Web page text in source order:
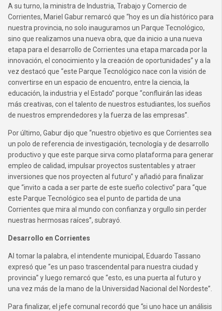
A su turno, la ministra de Industria, Trabajo y Comercio de
Corrientes, Mariel Gabur remarcó que “hoy es un día histórico para
nuestra provincia, no solo inauguramos un Parque Tecnológico,
sino que realizamos una nueva obra, que da inicio a una nueva
etapa para el desarrollo de Corrientes una etapa marcada por la
innovación, el conocimiento y la creación de oportunidades” y a la
vez destacó que “este Parque Tecnológico nace con la visión de
convertirse en un espacio de encuentro, entre la ciencia, la
educación, la industria y el Estado” porque “confluirán las ideas
más creativas, con el talento de nuestros estudiantes, los sueños
de nuestros emprendedores y la fuerza de las empresas”.
Por último, Gabur dijo que “nuestro objetivo es que Corrientes sea
un polo de referencia de investigación, tecnología y de desarrollo
productivo y que este parque sirva como plataforma para generar
empleo de calidad, impulsar proyectos sustentables y atraer
inversiones que nos proyecten al futuro” y añadió para finalizar
que “invito a cada a ser parte de este sueño colectivo” para “que
este Parque Tecnológico sea el punto de partida de una
Corrientes que mira al mundo con confianza y orgullo sin perder
nuestras hermosas raíces”, subrayó.
Desarrollo en Corrientes
Al tomar la palabra, el intendente municipal, Eduardo Tassano
expresó que “es un paso trascendental para nuestra ciudad y
provincia” y luego remarcó que “esto, es una puerta al futuro y
una vez más de la mano de la Universidad Nacional del Nordeste”.
Para finalizar, el jefe comunal recordó que “si uno hace un análisis